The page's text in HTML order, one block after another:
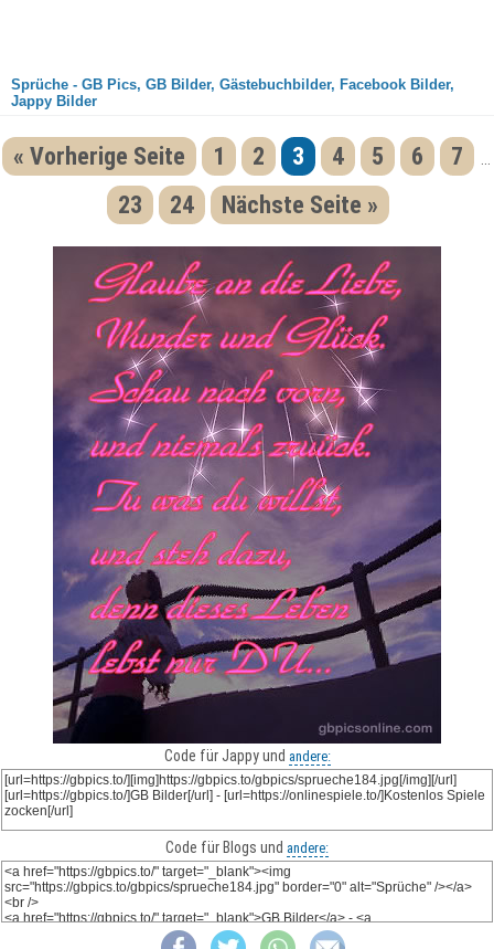
Sprüche - GB Pics, GB Bilder, Gästebuchbilder, Facebook Bilder,
Jappy Bilder
« Vorherige Seite 1 2 3 4 5 6 7
23 24 Nächste Seite »
Code für Jappy und andere:
Code für Blogs und andere: